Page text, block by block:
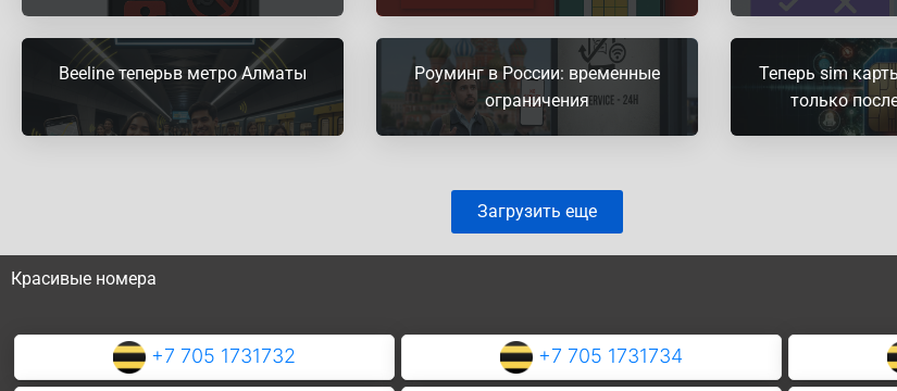
Beeline теперьв метро Алматы
Роуминг в России: временные
ограничения
Теперь sim
только
Загрузить еще
Красивые номера
+7 705 1731732 +7 705 1731734